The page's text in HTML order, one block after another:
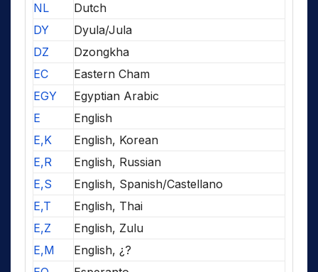
NL
Dutch
DY
Dyula/Jula
DZ
Dzongkha
EC
Eastern Cham
EGY
Egyptian Arabic
E
English
E,K
English, Korean
E,R
English, Russian
E,S
English, Spanish/Castellano
E,T
English, Thai
E,Z
English, Zulu
E,M
English, ¿?